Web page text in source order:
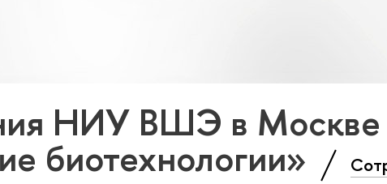
НИУ ВШЭ в Москве
биотехнологии»